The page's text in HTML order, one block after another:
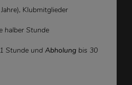
Klubmitglieder
halber Stunde
Stunde und Abholung bis 30